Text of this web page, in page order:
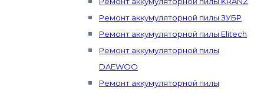
Ремонт аккумуляторной пилы ЗУБР
Ремонт аккумуляторной пилы Elitech
Ремонт аккумуляторной пилы
DAEWOO
Ремонт аккумуляторной пилы